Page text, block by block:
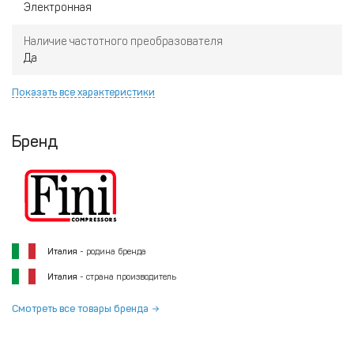
Электронная
Наличие частотного преобразователя
Да
Показать все характеристики
Бренд
Италия - родина бренда
Италия - страна производитель
Смотреть все товары бренда